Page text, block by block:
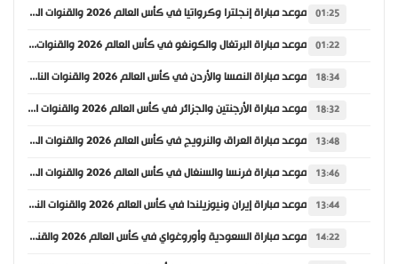
01:25 موعد مباراة إنجلترا وكرواتيا في كأس العالم 2026 والقنوات الناقلة
01:22 موعد مباراة البرتغال والكونغو في كأس العالم 2026 والقنوات الناقلة
18:34 موعد مباراة النمسا والأردن في كأس العالم 2026 والقنوات الناقلة
18:32 موعد مباراة الأرجنتين والجزائر في كأس العالم 2026 والقنوات الناقلة
13:48 موعد مباراة العراق والنرويج في كأس العالم 2026 والقنوات الناقلة
13:46 موعد مباراة فرنسا والسنغال في كأس العالم 2026 والقنوات الناقلة
13:44 موعد مباراة إيران ونيوزيلندا في كأس العالم 2026 والقنوات الناقلة
14:22 موعد مباراة السعودية وأوروغواي في كأس العالم 2026 والقنوات الناقلة